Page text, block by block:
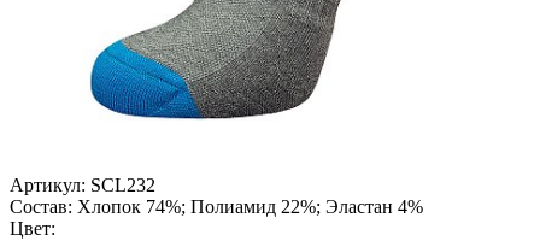
Артикул: SCL232
Состав: Хлопок 74%; Полиамид 22%; Эластан 4%
Цвет: